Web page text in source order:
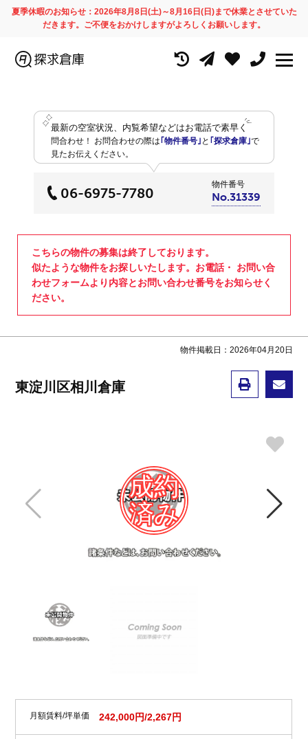
夏季休暇のお知らせ：2026年8月8日(土)～8月16日(日)まで休業とさせていた
だきます。ご不便をおかけしますがよろしくお願いします。
最新の空室状況、内覧希望などはお電話で素早く
問合わせ！ お問合わせの際は ｢物件番号｣ と ｢探求倉庫｣で
見たお伝えください。
06-6975-7780
物件番号
No.31339
こちらの物件の募集は終了しております。
似たような物件をお探しいたします。お電話・ お問い合
わせフォームより内容とお問い合わせ番号をお知らせく
ださい。
物件掲載日：2026年04月20日
東淀川区相川倉庫
月額賃料/坪単価 242,000円/2,267円